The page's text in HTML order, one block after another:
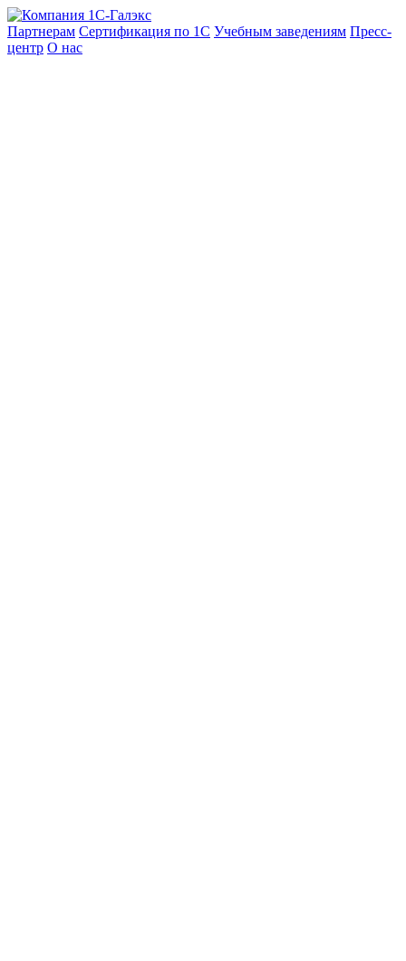
Партнерам Сертификация по 1С Учебным заведениям Пресс-
центр О нас